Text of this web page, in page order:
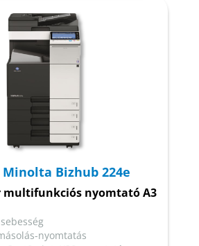
Minolta Bizhub 224e
multifunkciós nyomtató A3
nyomtatás